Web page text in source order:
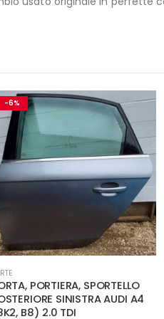
-6%
PORTIERA, SPORTELLO
SINISTRA AUDI A4
B8) 2.0 TDI